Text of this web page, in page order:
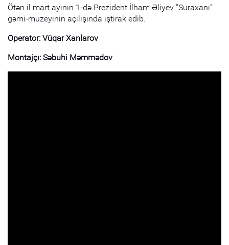
Ötən il mart ayının 1-də Prezident İlham Əliyev “Suraxanı”
gəmi-muzeyinin açılışında iştirak edib.
Operator: Vüqar Xanlarov
Montajçı: Səbuhi Məmmədov